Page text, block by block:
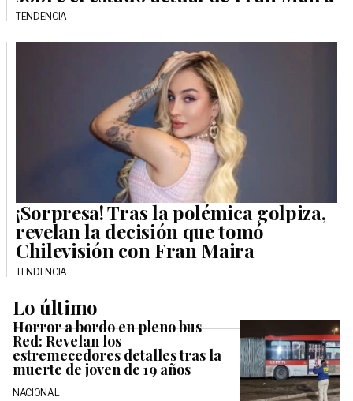
TENDENCIA
¡Sorpresa! Tras la polémica golpiza,
revelan la decisión que tomó
Chilevisión con Fran Maira
TENDENCIA
Lo último
Horror a bordo en pleno bus
Red: Revelan los
estremecedores detalles tras la
muerte de joven de 19 años
NACIONAL